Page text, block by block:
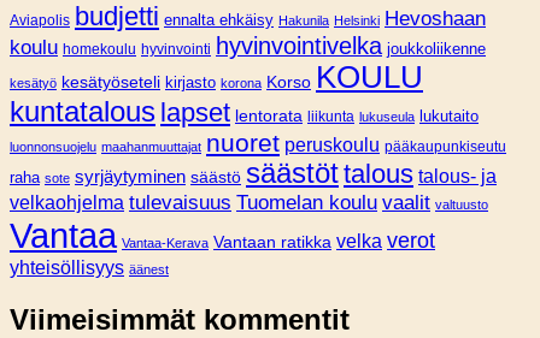
Aviapolis budjetti ennalta ehkäisy Hakunila Helsinki Hevoshaan
koulu homekoulu hyvinvointi hyvinvointivelka joukkoliikenne
kesätyö kesätyöseteli kirjasto korona Korso KOULU
kuntatalous lapset lentorata liikunta lukuseula lukutaito
luonnonsuojelu maahanmuuttajat nuoret peruskoulu pääkaupunkiseutu
raha sote syrjäytyminen säästö säästöttalous talous- ja
velkaohjelma tulevaisuus Tuomelan koulu vaalit valtuusto
Vantaa Vantaa-Kerava Vantaan ratikka velka verot
yhteisöllisyys äänest
Viimeisimmät kommentit